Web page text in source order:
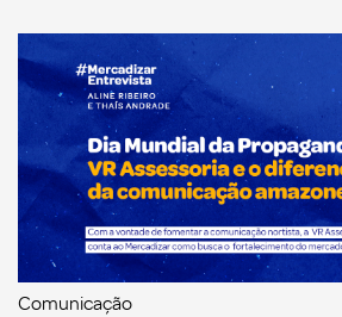
Comunicação